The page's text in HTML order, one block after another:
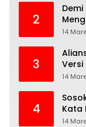
2
14
3
Versi
14
4
Kata
14